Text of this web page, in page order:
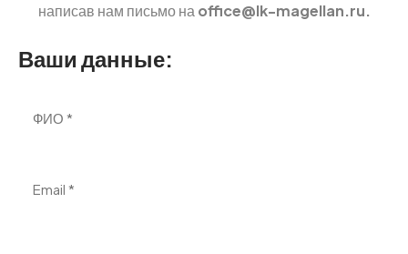
написав нам письмо на office@lk-magellan.ru.
Ваши данные: